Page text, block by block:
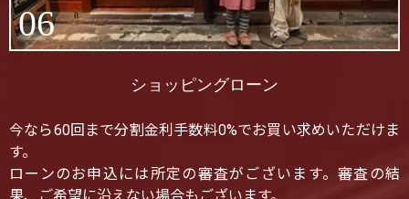
06
ショッピングローン
今なら60回まで分割金利手数料0%でお買い求めいただけま
す。
ローンのお申込には所定の審査がございます。審査の結
果、ご希望に沿えない場合もございます。